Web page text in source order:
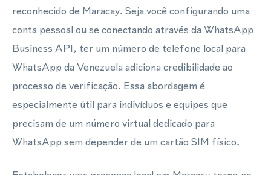
reconhecido de Maracay. Seja você configurando uma
conta pessoal ou se conectando através da WhatsApp
Business API, ter um número de telefone local para
WhatsApp da Venezuela adiciona credibilidade ao
processo de verificação. Essa abordagem é
especialmente útil para indivíduos e equipes que
precisam de um número virtual dedicado para
WhatsApp sem depender de um cartão SIM físico.